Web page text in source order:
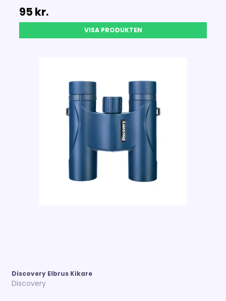
95 kr.
VISA PRODUKTEN
Discovery Elbrus Kikare
Discovery